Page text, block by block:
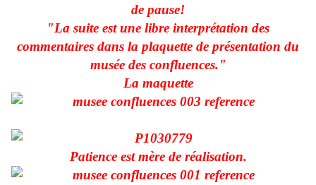
de pause!
"La suite est une libre interprétation des
commentaires dans la plaquette de présentation du
musée des confluences."
La maquette
Patience est mère de réalisation.